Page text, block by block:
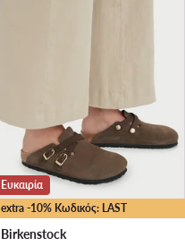
extra -10% Κωδικός: LAST
Ευκαιρία
Birkenstock